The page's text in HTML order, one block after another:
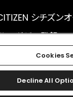
シチズン
マガジン登録
Cookies
Decline All